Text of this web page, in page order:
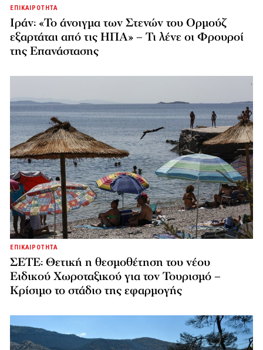
ΕΠΙΚΑΙΡΟΤΗΤΑ
Ιράν: «Το άνοιγμα των Στενών του Ορμούζ
εξαρτάται από τις ΗΠΑ» – Τι λένε οι Φρουροί
της Επανάστασης
ΕΠΙΚΑΙΡΟΤΗΤΑ
ΣΕΤΕ: Θετική η θεσμοθέτηση του νέου
Ειδικού Χωροταξικού για τον Τουρισμό –
Κρίσιμο το στάδιο της εφαρμογής